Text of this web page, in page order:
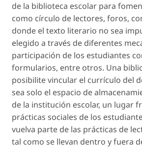
de la biblioteca escolar para
como círculo de lectores, foros,
donde el texto literario no sea
elegido a través de diferentes
participación de los estudiantes
formularios, entre otros. Una
posibilite vincular el currículo del
sea solo el espacio de
de la institución escolar, un lugar
prácticas sociales de los
vuelva parte de las prácticas de
tal como se llevan dentro y fuera